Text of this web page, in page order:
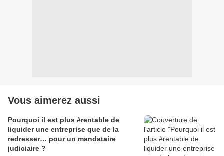
Vous aimerez aussi
Pourquoi il est plus #rentable de
liquider une entreprise que de la
redresser… pour un mandataire
judiciaire ?